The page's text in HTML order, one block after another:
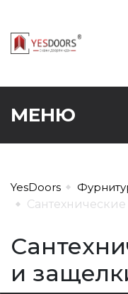
МЕНЮ
YesDoors
и